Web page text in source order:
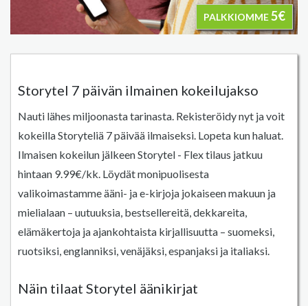
PALKKIOMME5€
Storytel 7 päivän ilmainen kokeilujakso
Nauti lähes miljoonasta tarinasta. Rekisteröidy nyt ja voit
kokeilla Storyteliä 7 päivää ilmaiseksi. Lopeta kun haluat.
Ilmaisen kokeilun jälkeen Storytel - Flex tilaus jatkuu
hintaan 9.99€/kk. Löydät monipuolisesta
valikoimastamme ääni- ja e-kirjoja jokaiseen makuun ja
mielialaan – uutuuksia, bestsellereitä, dekkareita,
elämäkertoja ja ajankohtaista kirjallisuutta – suomeksi,
ruotsiksi, englanniksi, venäjäksi, espanjaksi ja italiaksi.
Näin tilaat Storytel äänikirjat